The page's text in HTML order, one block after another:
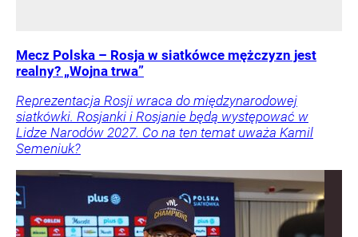
Mecz Polska – Rosja w siatkówce mężczyzn jest
realny? „Wojna trwa”
Reprezentacja Rosji wraca do międzynarodowej
siatkówki. Rosjanki i Rosjanie będą występować w
Lidze Narodów 2027. Co na ten temat uważa Kamil
Semeniuk?